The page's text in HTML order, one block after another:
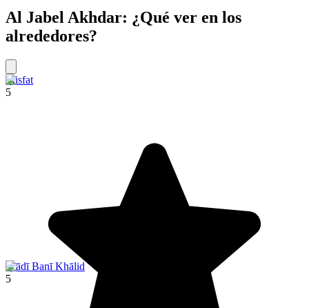
Al Jabel Akhdar: ¿Qué ver en los
alrededores?
Misfat
5
Wādī Banī Khālid
5